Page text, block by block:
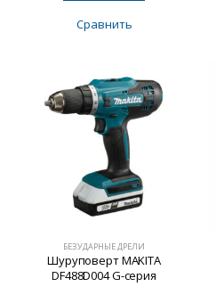
Сравнить
БЕЗУДАРНЫЕ ДРЕЛИ
Шуруповерт MAKITA
DF488D004 G-серия